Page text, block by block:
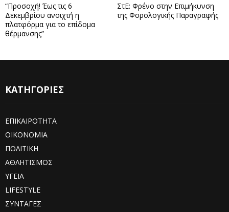
“Προσοχή! Έως τις 6
Δεκεμβρίου ανοιχτή η
πλατφόρμα για το επίδομα
θέρμανσης”
ΣτΕ: Φρένο στην Επιμήκυνση
της Φορολογικής Παραγραφής
ΚΑΤΗΓΟΡΙΕΣ
ΕΠΙΚΑΙΡΟΤΗΤΑ
ΟΙΚΟΝΟΜΙΑ
ΠΟΛΙΤΙΚΗ
ΑΘΛΗΤΙΣΜΟΣ
ΥΓΕΙΑ
LIFESTYLE
ΣΥΝΤΑΓΕΣ